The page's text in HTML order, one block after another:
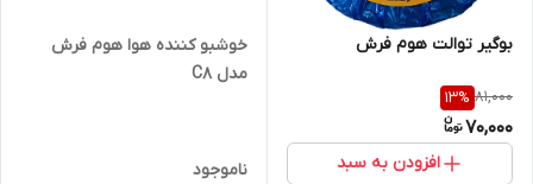
بوگیر توالت هوم فرش
81,000
13%
70,000
افزودن به سبد
خوشبو کننده هوا هوم فرش
مدل C8
ناموجود